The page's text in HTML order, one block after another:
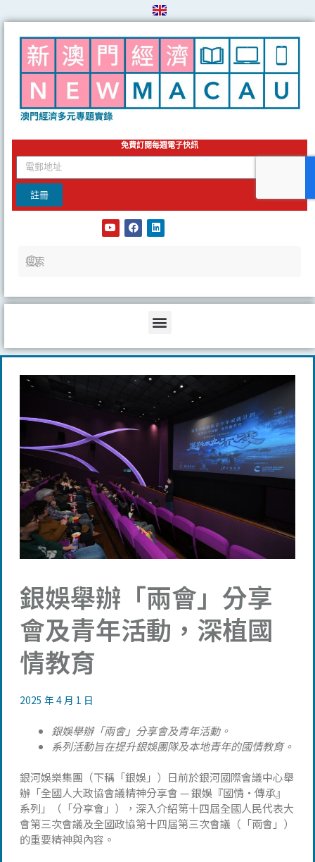
to
content
免費訂閱每週電子快訊
email
註冊
Y
o
F
a
L
i
Menu
銀娛舉辦「兩會」分享
會及青年活動，深植國
情教育
2025 年 4 月 1 日
銀娛舉辦「兩會」分享會及青年活動。
系列活動旨在提升銀娛團隊及本地青年的國情教育。
銀河娛樂集團（下稱「銀娛」）日前於銀河國際會議中心舉
辦「全國人大政協會議精神分享會 — 銀娛『國情‧傳承』
系列」（「分享會」），深入介紹第十四屆全國人民代表大
會第三次會議及全國政協第十四屆第三次會議（「兩會」）
的重要精神與內容。